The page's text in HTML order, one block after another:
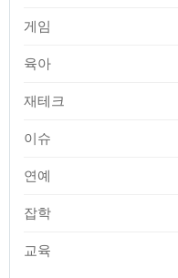
게임
육아
재테크
이슈
연예
잡학
교육